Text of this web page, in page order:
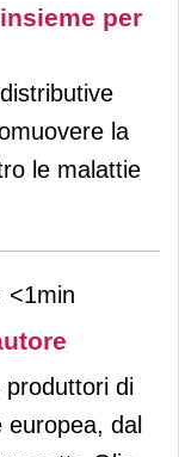
per
la
le malattie
<1min
produttori di
europea, dal